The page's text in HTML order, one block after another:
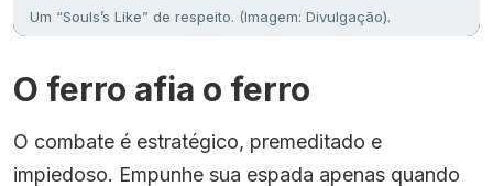
Um “Souls’s Like” de respeito. (Imagem: Divulgação).
O ferro afia o ferro
O combate é estratégico, premeditado e
impiedoso. Empunhe sua espada apenas quando